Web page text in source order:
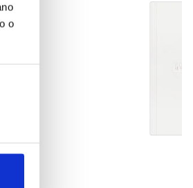
o